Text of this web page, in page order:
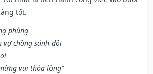
tốt.
phùng
vợ chồng sánh đôi
vui thỏa lòng”